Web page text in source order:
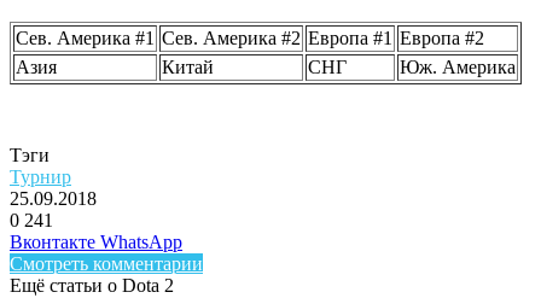
Сев. Америка #1 Сев. Америка #2 Европа #1 Европа #2
Азия
Китай СНГ Юж. Америка
Тэги
Турнир
25.09.2018
0 241
Facebook
Twitter
LinkedIn
Вконтакте WhatsAppTelegram
Смотреть комментарии
Ещё статьи о Dota 2